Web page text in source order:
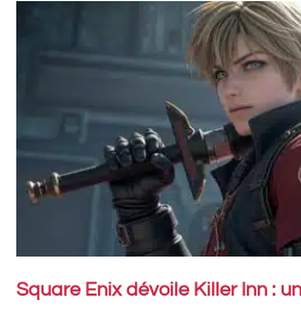
Square Enix dévoile Killer Inn :